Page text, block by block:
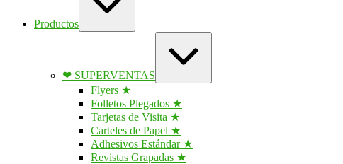
Productos
❤ SUPERVENTAS
Flyers ★
Folletos Plegados ★
Tarjetas de Visita ★
Carteles de Papel ★
Adhesivos Estándar ★
Revistas Grapadas ★